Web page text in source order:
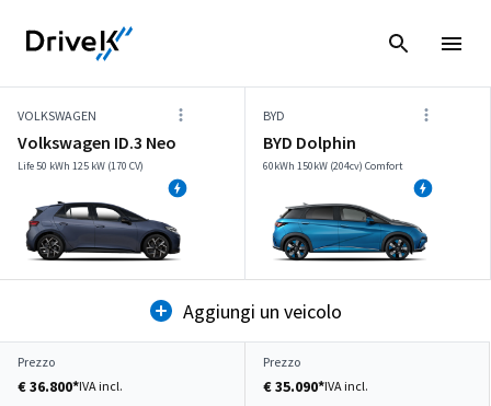
VOLKSWAGEN
Volkswagen ID.3 Neo
Life 50 kWh 125 kW (170 CV)
BYD
BYD Dolphin
60kWh 150kW (204cv) Comfort
Aggiungi un veicolo
Prezzo
€ 36.800*IVA incl.
Prezzo
€ 35.090*IVA incl.